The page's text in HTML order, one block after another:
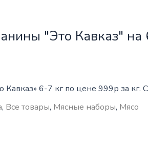
"Это Кавказ" на
6-7 кг по цене 999р за кг.
, Все товары, Мясные наборы, Мясо